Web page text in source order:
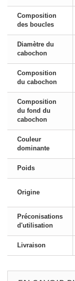
Composition
des boucles
Diamètre du
cabochon
Composition
du cabochon
Composition
du fond du
cabochon
Couleur
dominante
Poids
Origine
Préconisations
d'utilisation
Livraison